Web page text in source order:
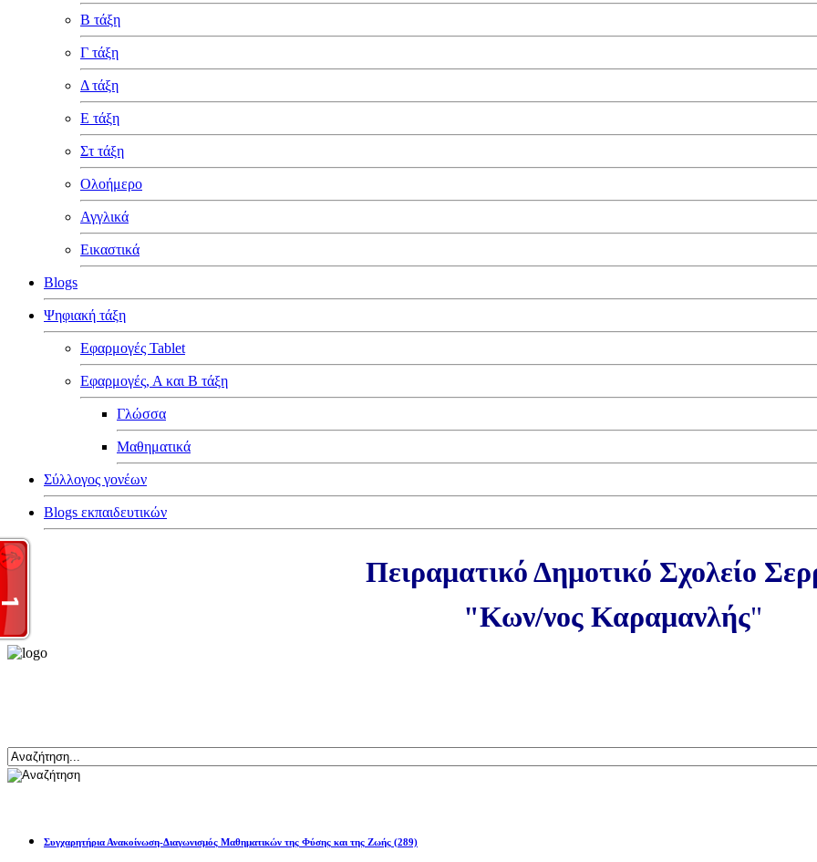
Β τάξη
Γ τάξη
Δ τάξη
Ε τάξη
Στ τάξη
Ολοήμερο
Αγγλικά
Εικαστικά
Blogs
Ψηφιακή τάξη
Εφαρμογές Tablet
Εφαρμογές, Α και Β τάξη
Γλώσσα
Μαθηματικά
Σύλλογος γονέων
Blogs εκπαιδευτικών
Πειραματικό Δημοτικό Σχολείο
"Κων/νος Καραμανλής"
Συγχαρητήρια Ανακοίνωση-Διαγωνισμός Μαθηματικών της Φύσης και της Ζωής (289)